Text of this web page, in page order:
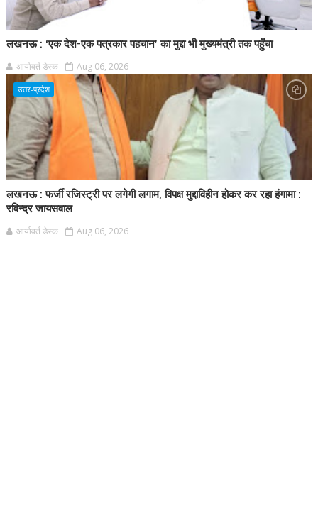
लखनऊ : ‘एक देश-एक पत्रकार पहचान’ का मुद्दा भी मुख्यमंत्री तक पहुँचा
आर्यावर्त डेस्क Aug 06, 2026
उत्तर-प्रदेश
लखनऊ : फर्जी रजिस्ट्री पर लगेगी लगाम, विपक्ष मुद्दाविहीन होकर कर रहा हंगामा :
रविन्द्र जायसवाल
आर्यावर्त डेस्क Aug 06, 2026